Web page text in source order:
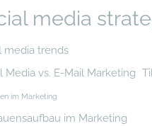
media
media trends
Media vs. E-Mail Marketing
im Marketing
im Marketing